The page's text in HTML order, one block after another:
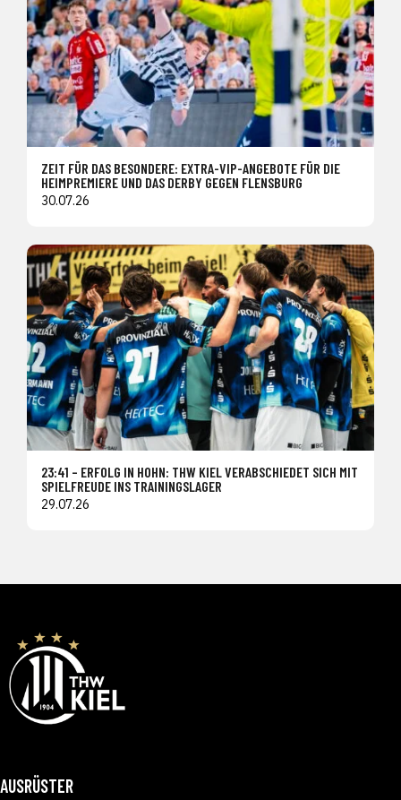
ZEIT FÜR DAS BESONDERE: EXTRA-VIP-ANGEBOTE FÜR DIE
HEIMPREMIERE UND DAS DERBY GEGEN FLENSBURG
30.07.26
23:41 – ERFOLG IN HOHN: THW KIEL VERABSCHIEDET SICH MIT
SPIELFREUDE INS TRAININGSLAGER
29.07.26
AUSRÜSTER